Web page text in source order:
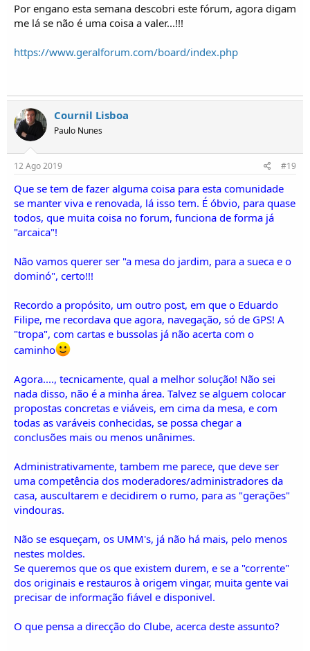
Por engano esta semana descobri este fórum, agora digam
me lá se não é uma coisa a valer...!!!
https://www.geralforum.com/board/index.php
Cournil Lisboa
Paulo Nunes
12 Ago 2019 #19
Que se tem de fazer alguma coisa para esta comunidade
se manter viva e renovada, lá isso tem. É óbvio, para quase
todos, que muita coisa no forum, funciona de forma já
"arcaica"!
Não vamos querer ser "a mesa do jardim, para a sueca e o
dominó", certo!!!
Recordo a propósito, um outro post, em que o Eduardo
Filipe, me recordava que agora, navegação, só de GPS! A
"tropa", com cartas e bussolas já não acerta com o
caminho
Agora...., tecnicamente, qual a melhor solução! Não sei
nada disso, não é a minha área. Talvez se alguem colocar
propostas concretas e viáveis, em cima da mesa, e com
todas as varáveis conhecidas, se possa chegar a
conclusões mais ou menos unânimes.
Administrativamente, tambem me parece, que deve ser
uma competência dos moderadores/administradores da
casa, auscultarem e decidirem o rumo, para as "gerações"
vindouras.
Não se esqueçam, os UMM's, já não há mais, pelo menos
nestes moldes.
Se queremos que os que existem durem, e se a "corrente"
dos originais e restauros à origem vingar, muita gente vai
precisar de informação fiável e disponivel.
O que pensa a direcção do Clube, acerca deste assunto?